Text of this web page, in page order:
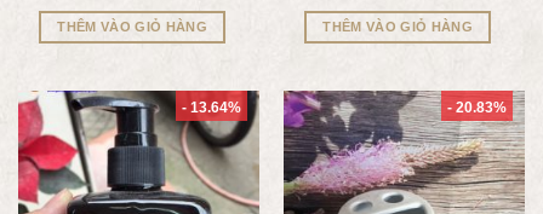
THÊM VÀO GIỎ HÀNG THÊM VÀO GIỎ HÀNG
- 13.64% - 20.83%